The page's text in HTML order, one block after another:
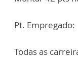
Pt. Empregado:
Todas as